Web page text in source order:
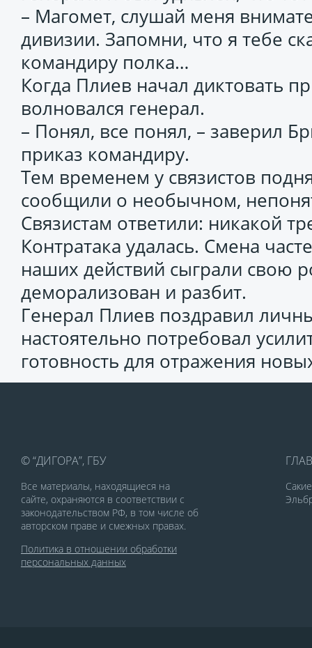
– Магомет, слушай меня
дивизии. Запомни, что я тебе
командиру полка…
Когда Плиев начал диктовать
волновался генерал.
– Понял, все понял, – заверил
приказ командиру.
Тем временем у связистов
сообщили о необычном,
Связистам ответили: никакой
Контратака удалась. Смена
наших действий сыграли свою
деморализован и разбит.
Генерал Плиев поздравил
настоятельно потребовал
готовность для отражения
© “ДИГОРА”, ГБУ
Все материалы, находящиеся на
сайте, охраняются в соответствии с
законодательством РФ, в том числе об
авторском праве и смежных правах.
Политика в отношении обработки
персональных данных